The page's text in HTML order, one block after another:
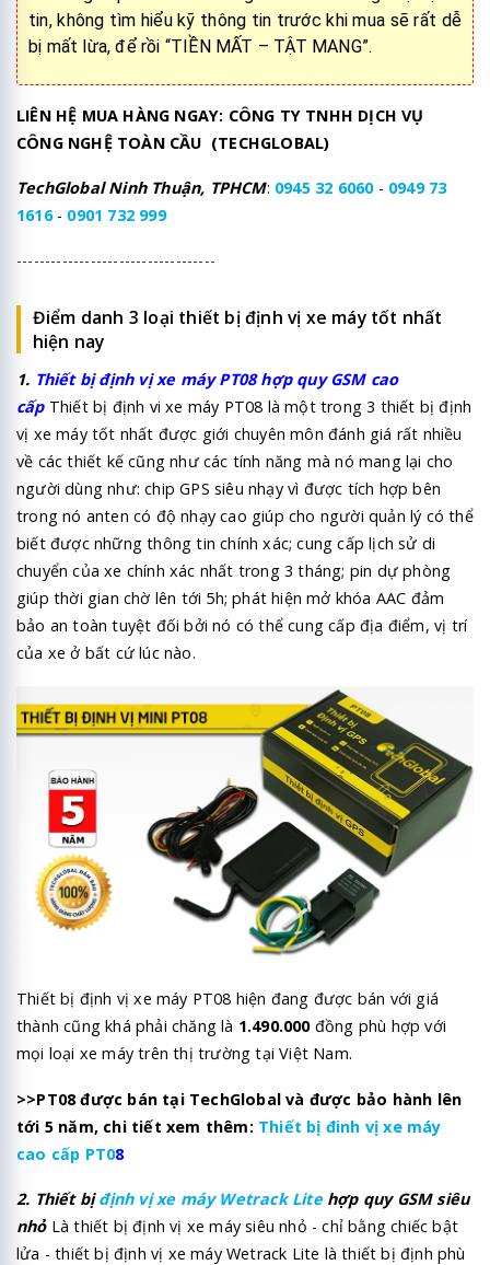
tin, không tìm hiểu kỹ thông tin trước khi mua sẽ rất dễ
bị mất lừa, để rồi “TIỀN MẤT – TẬT MANG”.
LIÊN HỆ MUA HÀNG NGAY: CÔNG TY TNHH DỊCH VỤ
CÔNG NGHỆ TOÀN CẦU (TECHGLOBAL)
TechGlobal Ninh Thuận, TPHCM: 0945 32 6060- 0949 73
1616- 0901 732 999
-----------------------------------
Điểm danh 3 loại thiết bị định vị xe máy tốt nhất
hiện nay
1. Thiết bịđịnh vị xe máy PT08hợp quy GSM cao
cấp Thiết bị định vi xe máy PT08 là một trong 3 thiết bị định
vị xe máy tốt nhất được giới chuyên môn đánh giá rất nhiều
về các thiết kế cũng như các tính năng mà nó mang lại cho
người dùng như: chip GPS siêu nhạy vì được tích hợp bên
trong nó anten có độ nhạy cao giúp cho người quản lý có thể
biết được những thông tin chính xác; cung cấp lịch sử di
chuyển của xe chính xác nhất trong 3 tháng; pin dự phòng
giúp thời gian chờ lên tới 5h; phát hiện mở khóa AAC đảm
bảo an toàn tuyệt đối bởi nó có thể cung cấp địa điểm, vị trí
của xe ở bất cứ lúc nào.
Thiết bị định vị xe máy PT08 hiện đang được bán với giá
thành cũng khá phải chăng là 1.490.000đồng phù hợp với
mọi loại xe máy trên thị trường tại Việt Nam.
>>PT08 được bán tại TechGlobal và được bảo hành lên
tới 5 năm, chi tiết xem thêm: Thiết bị đinh vị xe máy
cao cấp PT08
2. Thiết bịđịnh vị xe máy Wetrack Lite hợp quy GSM siêu
nhỏLà thiết bị định vị xe máy siêu nhỏ - chỉ bằng chiếc bật
lửa - thiết bị định vị xe máy Wetrack Lite là thiết bị định phù